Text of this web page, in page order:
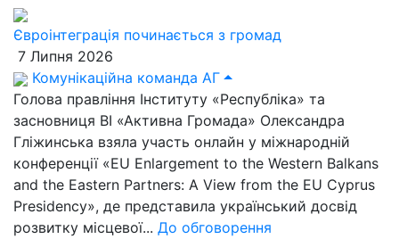
Євроінтеграція починається з громад
7 Липня 2026
Комунікаційна команда АГ
Голова правління Інституту «Республіка» та
засновниця ВІ «Активна Громада» Олександра
Гліжинська взяла участь онлайн у міжнародній
конференції «EU Enlargement to the Western Balkans
and the Eastern Partners: A View from the EU Cyprus
Presidency», де представила український досвід
розвитку місцевої... До обговорення